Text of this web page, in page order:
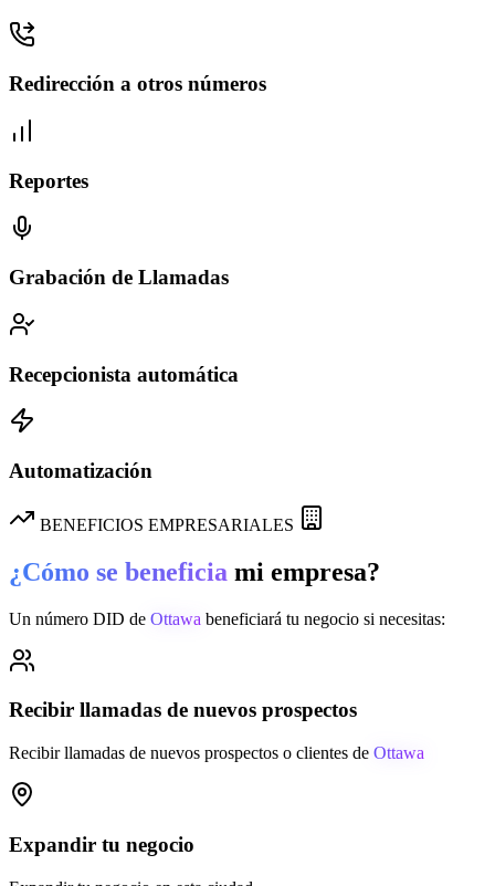
Redirección a otros números
Reportes
Grabación de Llamadas
Recepcionista automática
Automatización
BENEFICIOS EMPRESARIALES
¿Cómo se beneficia mi empresa?
Un número DID de Ottawa beneficiará tu negocio si necesitas:
Recibir llamadas de nuevos prospectos
Recibir llamadas de nuevos prospectos o clientes de Ottawa
Expandir tu negocio